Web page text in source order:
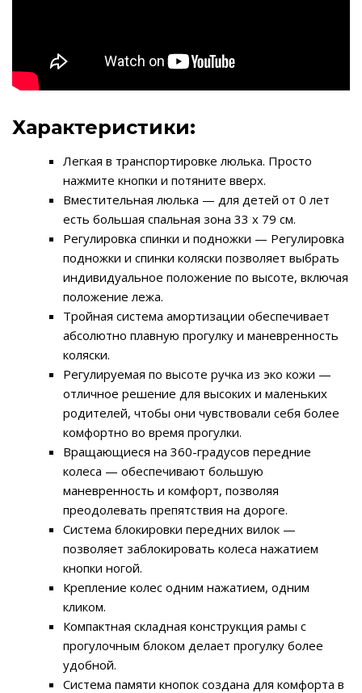
Характеристики:
Легкая в транспортировке люлька. Просто
нажмите кнопки и потяните вверх.
Вместительная люлька — для детей от 0 лет
есть большая спальная зона 33 х 79 см.
Регулировка спинки и подножки — Регулировка
подножки и спинки коляски позволяет выбрать
индивидуальное положение по высоте, включая
положение лежа.
Тройная система амортизации обеспечивает
абсолютно плавную прогулку и маневренность
коляски.
Регулируемая по высоте ручка из эко кожи —
отличное решение для высоких и маленьких
родителей, чтобы они чувствовали себя более
комфортно во время прогулки.
Вращающиеся на 360-градусов передние
колеса — обеспечивают большую
маневренность и комфорт, позволяя
преодолевать препятствия на дороге.
Система блокировки передних вилок —
позволяет заблокировать колеса нажатием
кнопки ногой.
Крепление колес одним нажатием, одним
кликом.
Компактная складная конструкция рамы с
прогулочным блоком делает прогулку более
удобной.
Система памяти кнопок создана для комфорта в